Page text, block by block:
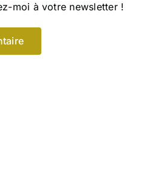
moi à votre newsletter !